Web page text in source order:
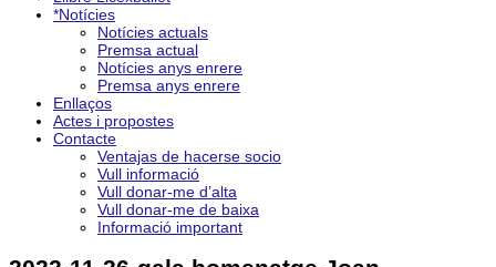
*Notícies
Notícies actuals
Premsa actual
Notícies anys enrere
Premsa anys enrere
Enllaços
Actes i propostes
Contacte
Ventajas de hacerse socio
Vull informació
Vull donar-me d’alta
Vull donar-me de baixa
Informació important